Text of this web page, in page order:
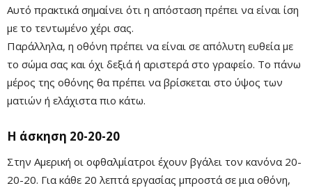
Αυτό πρακτικά σημαίνει ότι η απόσταση πρέπει να είναι ίση
με το τεντωμένο χέρι σας.
Παράλληλα, η οθόνη πρέπει να είναι σε απόλυτη ευθεία με
το σώμα σας και όχι δεξιά ή αριστερά στο γραφείο. Το πάνω
μέρος της οθόνης θα πρέπει να βρίσκεται στο ύψος των
ματιών ή ελάχιστα πιο κάτω.
Η άσκηση 20-20-20
Στην Αμερική οι οφθαλμίατροι έχουν βγάλει τον κανόνα 20-
20-20. Για κάθε 20 λεπτά εργασίας μπροστά σε μια οθόνη,